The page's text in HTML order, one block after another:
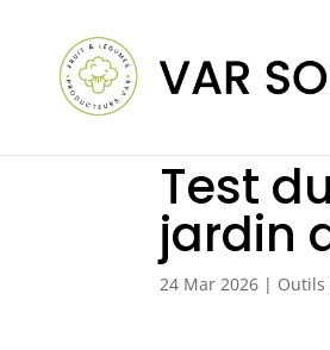
Test
jardin
24 Mar 2026 | Outils